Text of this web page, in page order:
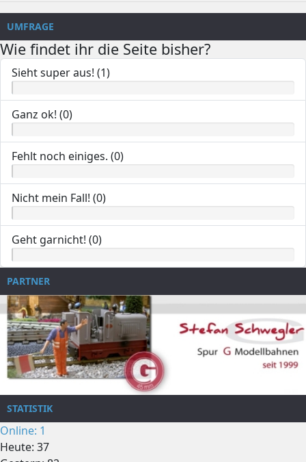
UMFRAGE
Wie findet ihr die Seite bisher?
Sieht super aus! (1)
Ganz ok! (0)
Fehlt noch einiges. (0)
Nicht mein Fall! (0)
Geht garnicht! (0)
PARTNER
STATISTIK
Online: 1
Heute: 37